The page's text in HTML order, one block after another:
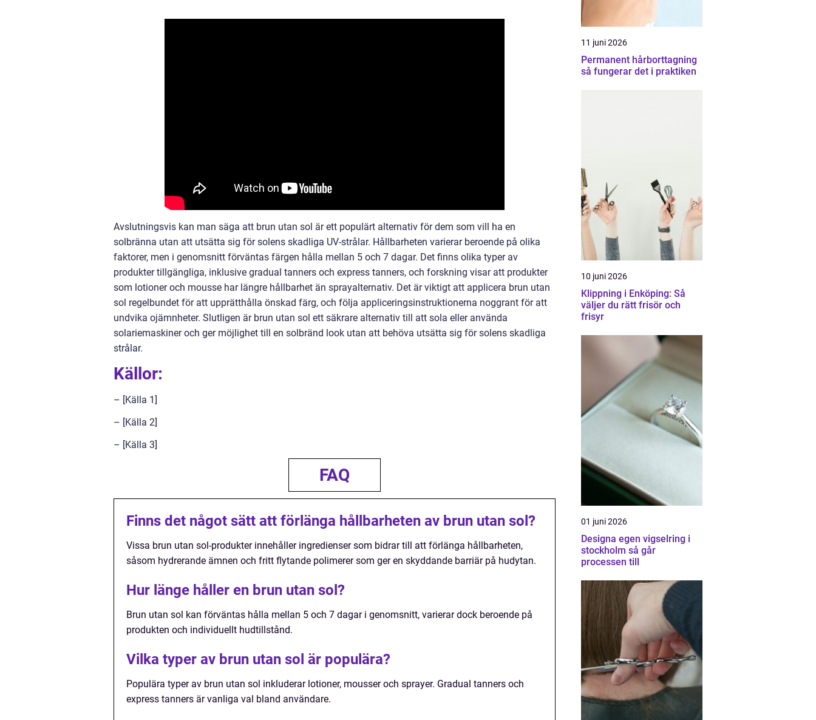
Avslutningsvis kan man säga att brun utan sol är ett populärt alternativ för dem som vill ha en
solbränna utan att utsätta sig för solens skadliga UV-strålar. Hållbarheten varierar beroende på olika
faktorer, men i genomsnitt förväntas färgen hålla mellan 5 och 7 dagar. Det finns olika typer av
produkter tillgängliga, inklusive gradual tanners och express tanners, och forskning visar att produkter
som lotioner och mousse har längre hållbarhet än sprayalternativ. Det är viktigt att applicera brun utan
sol regelbundet för att upprätthålla önskad färg, och följa appliceringsinstruktionerna noggrant för att
undvika ojämnheter. Slutligen är brun utan sol ett säkrare alternativ till att sola eller använda
solariemaskiner och ger möjlighet till en solbränd look utan att behöva utsätta sig för solens skadliga
strålar.
Källor:
– [Källa 1]
– [Källa 2]
– [Källa 3]
FAQ
Finns det något sätt att förlänga hållbarheten av brun utan sol?
Vissa brun utan sol-produkter innehåller ingredienser som bidrar till att förlänga hållbarheten,
såsom hydrerande ämnen och fritt flytande polimerer som ger en skyddande barriär på hudytan.
Hur länge håller en brun utan sol?
Brun utan sol kan förväntas hålla mellan 5 och 7 dagar i genomsnitt, varierar dock beroende på
produkten och individuellt hudtillstånd.
Vilka typer av brun utan sol är populära?
Populära typer av brun utan sol inkluderar lotioner, mousser och sprayer. Gradual tanners och
express tanners är vanliga val bland användare.
11 juni 2026
Permanent hårborttagning
så fungerar det i praktiken
10 juni 2026
Klippning i Enköping: Så
väljer du rätt frisör och
frisyr
01 juni 2026
Designa egen vigselring i
stockholm så går
processen till